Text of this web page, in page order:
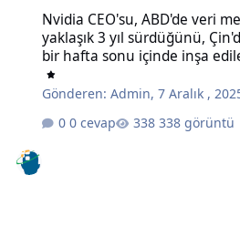
Nvidia CEO'su, ABD'de veri
yaklaşık 3 yıl sürdüğünü,
bir hafta sonu içinde inşa
Gönderen:Admin,7 Aralık ,
0 cevap
338 görüntü